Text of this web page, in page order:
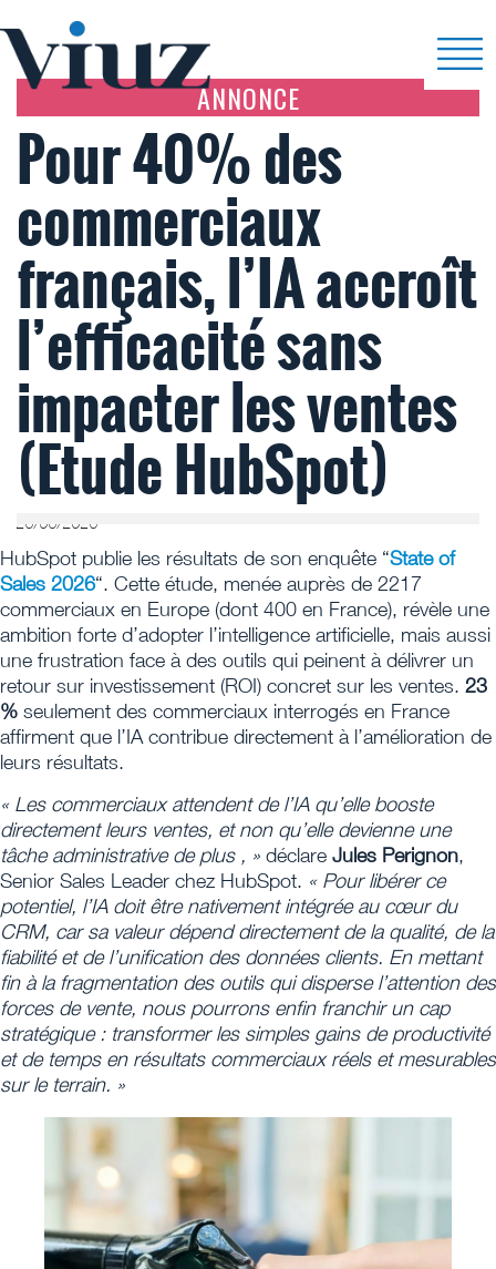
ANNONCE
Pour 40% des
commerciaux
français, l’IA accroît
l’efficacité sans
impacter les ventes
(Etude HubSpot)
26/06/2026
HubSpot publie les résultats de son enquête “State of
Sales 2026“. Cette étude, menée auprès de 2217
commerciaux en Europe (dont 400 en France), révèle une
ambition forte d’adopter l’intelligence artificielle, mais aussi
une frustration face à des outils qui peinent à délivrer un
retour sur investissement (ROI) concret sur les ventes. 23
% seulement des commerciaux interrogés en France
affirment que l’IA contribue directement à l’amélioration de
leurs résultats.
« Les commerciaux attendent de l’IA qu’elle booste
directement leurs ventes, et non qu’elle devienne une
tâche administrative de plus , » déclare Jules Perignon,
Senior Sales Leader chez HubSpot. « Pour libérer ce
potentiel, l’IA doit être nativement intégrée au cœur du
CRM, car sa valeur dépend directement de la qualité, de la
fiabilité et de l’unification des données clients. En mettant
fin à la fragmentation des outils qui disperse l’attention des
forces de vente, nous pourrons enfin franchir un cap
stratégique : transformer les simples gains de productivité
et de temps en résultats commerciaux réels et mesurables
sur le terrain. »